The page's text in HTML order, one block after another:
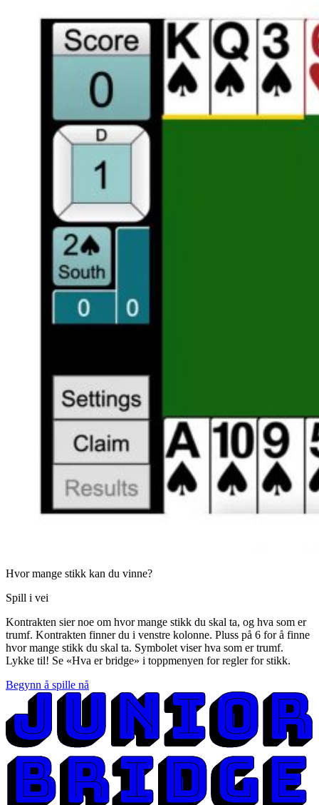
Hvor mange stikk kan du vinne?
Spill i vei
Kontrakten sier noe om hvor mange stikk du skal ta, og hva som er
trumf. Kontrakten finner du i venstre kolonne. Pluss på 6 for å finne
hvor mange stikk du skal ta. Symbolet viser hva som er trumf.
Lykke til! Se «Hva er bridge» i toppmenyen for regler for stikk.
Begynn å spille nå